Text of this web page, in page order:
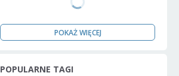
POKAŻ WIĘCEJ
POPULARNE TAGI